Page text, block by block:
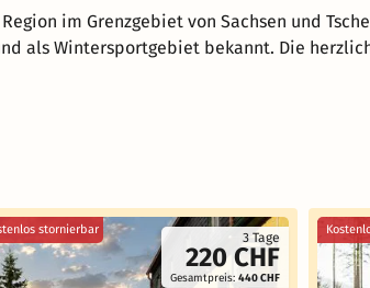
im Grenzgebiet von Sachsen und
als Wintersportgebiet bekannt. Die
3 Tage
220 CHF
Gesamtpreis: 440 CHF
stornierbar